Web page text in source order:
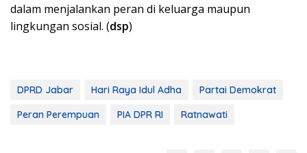
dalam menjalankan peran di keluarga maupun
lingkungan sosial. (dsp)
DPRD Jabar Hari Raya Idul Adha
Partai Demokrat
Peran Perempuan
PIA DPR RI Ratnawati